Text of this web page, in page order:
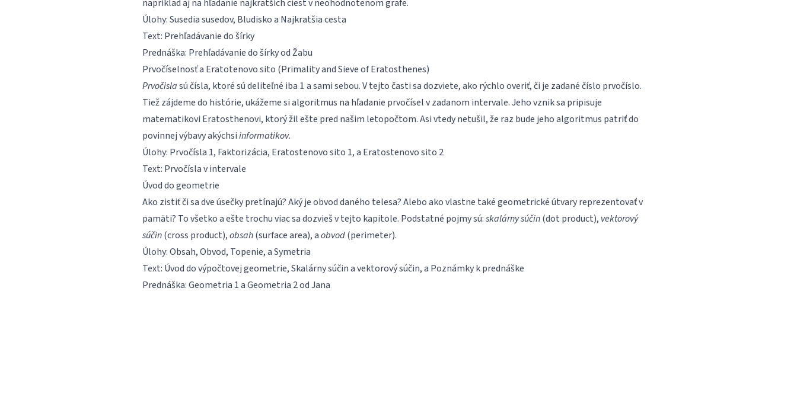
napríklad aj na hľadanie najkratších ciest v neohodnotenom grafe.
Úlohy:Susedia susedov, Bludiskoa Najkratšia cesta
Text: Prehľadávanie do šírky
Prednáška: Prehľadávanie do šírkyod Žabu
Prvočíselnosť a Eratotenovo sito (Primality and Sieve of Eratosthenes)
Prvočislasú čísla, ktoré sú deliteľné iba 1
1 a sami sebou. V tejto časti sa dozviete, ako rýchlo overiť, či je zadané číslo prvočíslo.
Tiež zájdeme do histórie, ukážeme si algoritmus na hľadanie prvočísel v zadanom intervale. Jeho vznik sa pripisuje
matematikovi Eratosthenovi, ktorý žil ešte pred našim letopočtom. Asi vtedy netušil, že raz bude jeho algoritmus patriť do
povinnej výbavy akýchsiinformatikov.
Úlohy: Prvočísla 1, Faktorizácia, Eratostenovo sito 1, a Eratostenovo sito 2
Text: Prvočísla v intervale
Úvod do geometrie
Ako zistiť či sa dve úsečky pretínajú? Aký je obvod daného telesa? Alebo ako vlastne také geometrické útvary reprezentovať v
pamäti? To všetko a ešte trochu viac sa dozvieš v tejto kapitole. Podstatné pojmy sú:skalárny súčin(dot product), vektorový
súčin(cross product),obsah(surface area), aobvod(perimeter).
Úlohy:Obsah,Obvod, Topenie, aSymetria
Text: Úvod do výpočtovej geometrie,Skalárny súčin a vektorový súčin, a Poznámky k prednáške
Prednáška:Geometria 1aGeometria 2od Jana